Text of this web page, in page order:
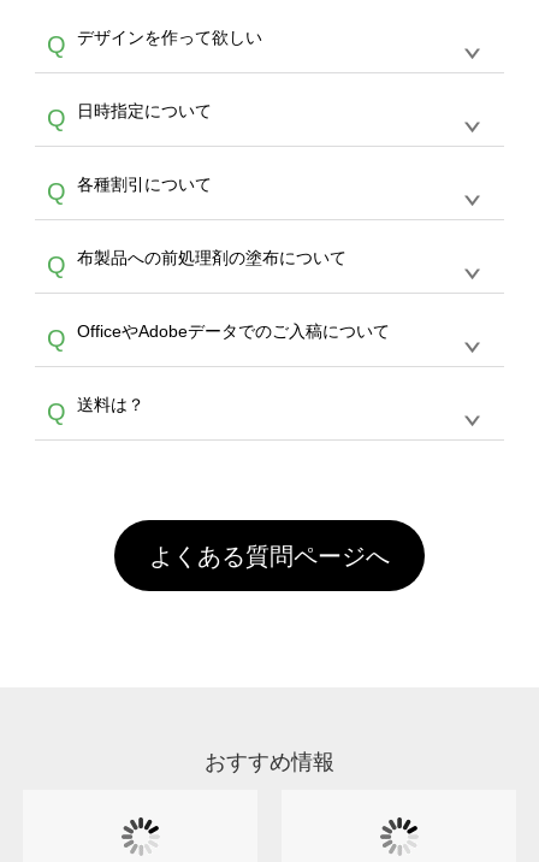
作する数量が多ければ多いほど、オンデマンド
サービスよりも低価格で製作することが可能で
す。
写真などもアップロード可能です。使用できな
い画像はエラーになります。（※ Illustratorか
らの直接入稿には対応していません。AIで保存
し、デザインツールからアップロードして下さ
い）
A
文のみ受け付けております。30個以上のご製
作をお考えの方は、サポートが担当するエコバ
スをご利用頂ければ、電話やFAX、メールなど
でご注文が可能です。
Q デザインを作って欲しい
A
を作って欲しい。などの場合は、製作数量が
30個以上であれば、サポート担当が、デザイ
バッグコンシェル
サー
ビスをご利用ください。(※ 30個以下の場合
は、デザインツールをご利用ください)
Q 日時指定について
A
ん。発送後18時以降に配送業者・伝票番号を
メールでお知らせいたしますので、直接配送業
者にご連絡いただき調整をお願い致します。
Q 各種割引について
A
カート内で自動的に割引(最大50%)が適用され
ます。 【付与ポイント】購入金額の1％が1ポ
イントとして付与され、次回ご注文時に1ポイ
ント＝1円としてお使いいただけます。ポイン
トは発送完了の翌日に付与され、次回ご注文時
からご利用頂けます。ポイントの有効期限は一
年間です。【会員ランク】過去10カ月のご注
文回数により会員ランク割引(最大5%)が適用
頂いても、ログインがされていなければ、ラン
クにカウントがされません。
Q 布製品への前処理剤の塗布について
A
意点（前処理剤）】カラー生地（Tシャツのホ
ワイト、トートバッグのナチュラル、ホワイト
といって、プリントを定着させるための処理剤
を塗布しており、短納期・低価格で商品をお届
害な性質で、水洗いで落とすことが可能です。
お手数ですが、お客様ご自身にて着用前に落と
していただけますようお願いいたします。※1
通常注文・直送機能でのご注文に関わらず、前
Q OfficeやAdobeデータでのご入稿について
A
ません。いずれのデータも該当デザインのみ画
像(JPEG,PNG,GIF,PDF)に変換、またはAdobe
Q 送料は？
引」などによるお値引きで4,000円未満になる
場合は送料がかかりますので、ご注意くださ
い。
よくある質問ページへ
おすすめ情報